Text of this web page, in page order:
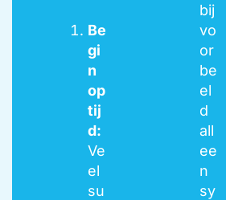
Be
gi
n
op
tij
d:
Ve
el
su
bij
vo
or
be
el
d
all
ee
n
sy